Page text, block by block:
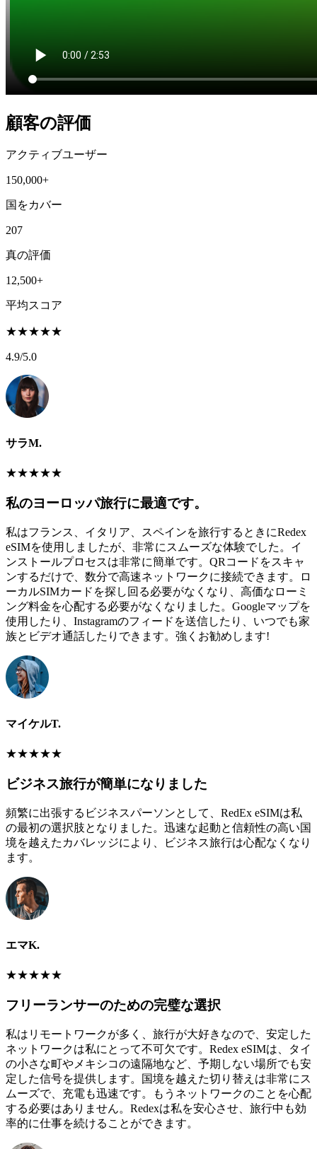
顧客の評価
アクティブユーザー
150,000+
国をカバー
207
真の評価
12,500+
平均スコア
★★★★★
4.9/5.0
サラM.
★★★★★
私のヨーロッパ旅行に最適です。
私はフランス、イタリア、スペインを旅行するときにRedex
eSIMを使用しましたが、非常にスムーズな体験でした。イ
ンストールプロセスは非常に簡単です。QRコードをスキャ
ンするだけで、数分で高速ネットワークに接続できます。ロ
ーカルSIMカードを探し回る必要がなくなり、高価なローミ
ング料金を心配する必要がなくなりました。Googleマップを
使用したり、Instagramのフィードを送信したり、いつでも家
族とビデオ通話したりできます。強くお勧めします!
マイケルT.
★★★★★
ビジネス旅行が簡単になりました
頻繁に出張するビジネスパーソンとして、RedEx eSIMは私
の最初の選択肢となりました。迅速な起動と信頼性の高い国
境を越えたカバレッジにより、ビジネス旅行は心配なくなり
ます。
エマK.
★★★★★
フリーランサーのための完璧な選択
私はリモートワークが多く、旅行が大好きなので、安定した
ネットワークは私にとって不可欠です。Redex eSIMは、タイ
の小さな町やメキシコの遠隔地など、予期しない場所でも安
定した信号を提供します。国境を越えた切り替えは非常にス
ムーズで、充電も迅速です。もうネットワークのことを心配
する必要はありません。Redexは私を安心させ、旅行中も効
率的に仕事を続けることができます。